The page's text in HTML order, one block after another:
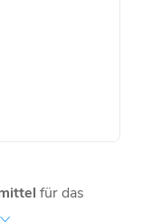
für das